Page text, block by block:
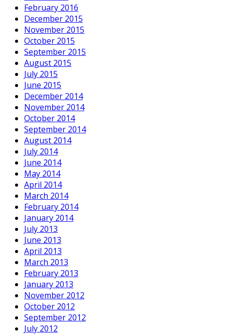
February 2016
December 2015
November 2015
October 2015
September 2015
August 2015
July 2015
June 2015
December 2014
November 2014
October 2014
September 2014
August 2014
July 2014
June 2014
May 2014
April 2014
March 2014
February 2014
January 2014
July 2013
June 2013
April 2013
March 2013
February 2013
January 2013
November 2012
October 2012
September 2012
July 2012